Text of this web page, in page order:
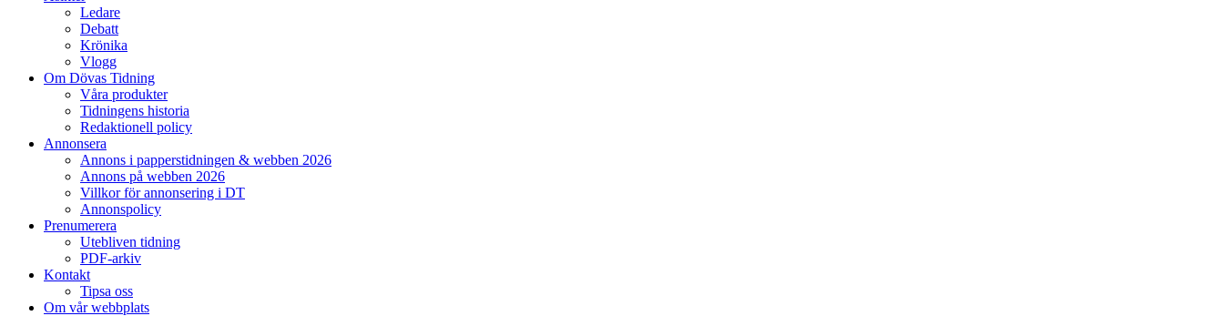
Ledare
Debatt
Krönika
Vlogg
Om Dövas Tidning
Våra produkter
Tidningens historia
Redaktionell policy
Annonsera
Annons i papperstidningen & webben 2026
Annons på webben 2026
Villkor för annonsering i DT
Annonspolicy
Prenumerera
Utebliven tidning
PDF-arkiv
Kontakt
Tipsa oss
Om vår webbplats